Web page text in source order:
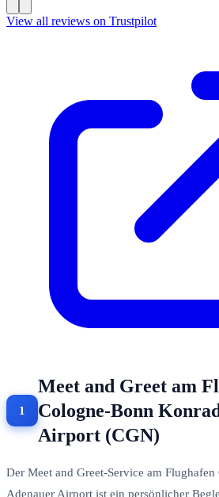
View all reviews on Trustpilot
Meet and Greet am
Cologne-Bonn
Airport (CGN)
Der Meet and Greet-Service am
Adenauer Airport ist ein persönlicher